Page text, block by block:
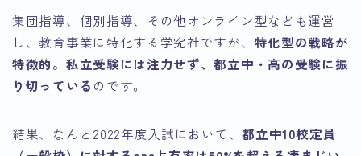
集団指導、個別指導、その他オンライン型なども運営
し、教育事業に特化する学究社ですが、 特化型の戦略が
特徴的。私立受験には注力せず、都立中・高の受験に振
り切っている のです。
結果、なんと2022年度入試において、都立中10校定員